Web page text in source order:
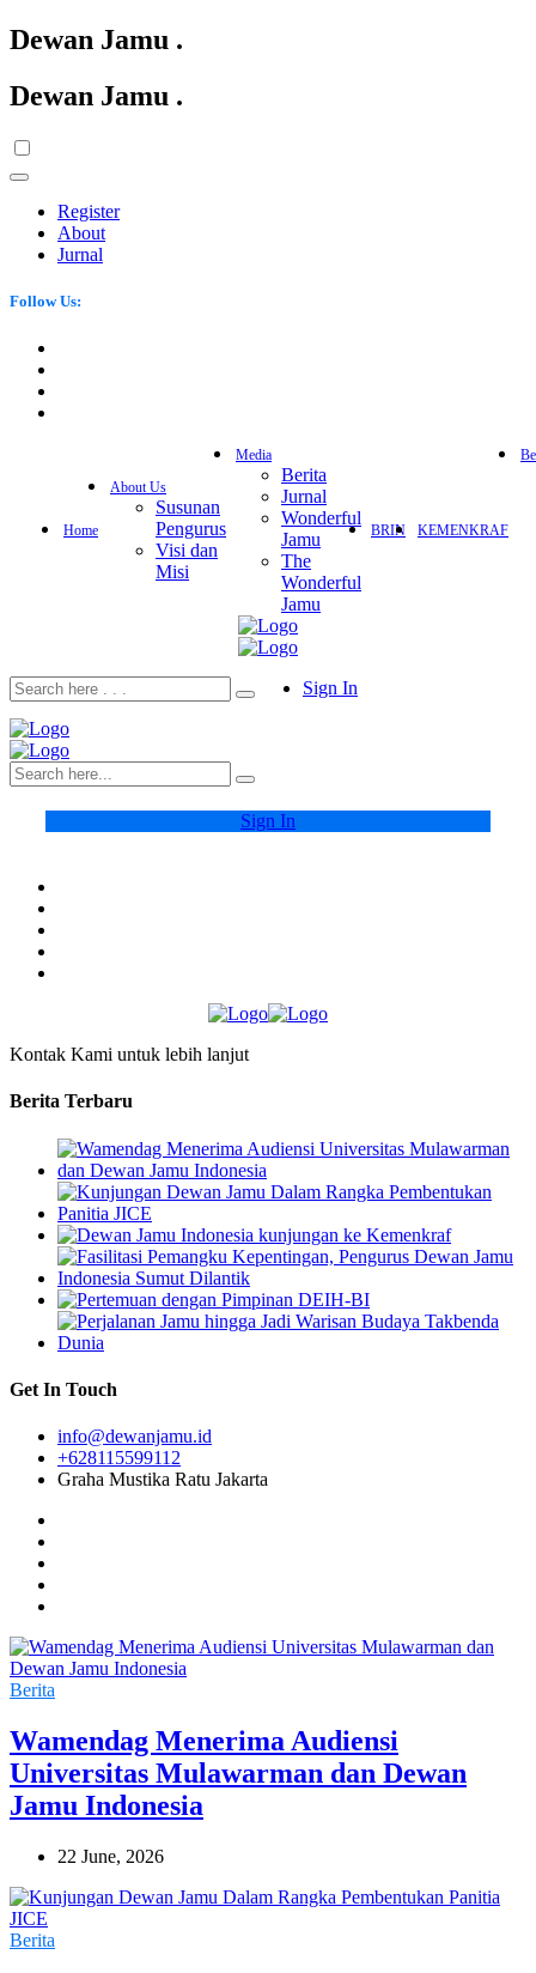
Dewan Jamu .
Dewan Jamu .
Register
About
Jurnal
Follow Us:
Home
About Us
Susunan
Pengurus
Visi dan
Misi
Media
Berita
Jurnal
Wonderful
Jamu
The
Wonderful
Jamu
BRIN KEMENKRAF
Sign In
Sign In
Kontak Kami untuk lebih lanjut
Berita Terbaru
Get In Touch
info@dewanjamu.id
+628115599112
Graha Mustika Ratu Jakarta
Berita
Wamendag Menerima Audiensi
Universitas Mulawarman dan Dewan
Jamu Indonesia
22 June, 2026
Berita